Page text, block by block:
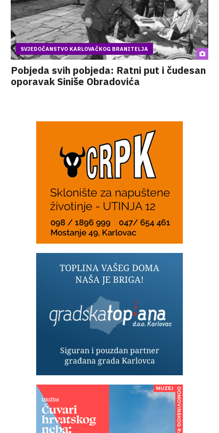
SVJEDOČANSTVO KARLOVAČKOG BRANITELJA
Pobjeda svih pobjeda: Ratni put i čudesan
oporavak Siniše Obradovića